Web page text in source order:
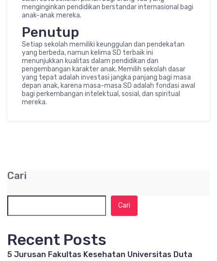
menginginkan pendidikan berstandar internasional bagi
anak-anak mereka.
Penutup
Setiap sekolah memiliki keunggulan dan pendekatan
yang berbeda, namun kelima SD terbaik ini
menunjukkan kualitas dalam pendidikan dan
pengembangan karakter anak. Memilih sekolah dasar
yang tepat adalah investasi jangka panjang bagi masa
depan anak, karena masa-masa SD adalah fondasi awal
bagi perkembangan intelektual, sosial, dan spiritual
mereka.
Cari
Cari
Recent Posts
5 Jurusan Fakultas Kesehatan Universitas Duta